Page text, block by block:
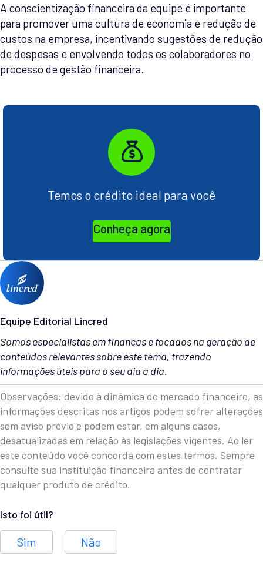
A conscientização financeira da equipe é importante
para promover uma cultura de economia e redução de
custos na empresa, incentivando sugestões de redução
de despesas e envolvendo todos os colaboradores no
processo de gestão financeira.
Temos o crédito ideal para você
Conheça agora
Equipe Editorial Lincred
Somos especialistas em finanças e focados na geração de
conteúdos relevantes sobre este tema, trazendo
informações úteis para o seu dia a dia.
Observações: devido à dinâmica do mercado financeiro, as
informações descritas nos artigos podem sofrer alterações
sem aviso prévio e podem estar, em alguns casos,
desatualizadas em relação às legislações vigentes. Ao ler
este conteúdo você concorda com estes termos. Sempre
consulte sua instituição financeira antes de contratar
qualquer produto de crédito.
Isto foi útil?
Sim Não